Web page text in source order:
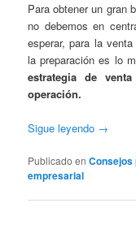
Para obtener un gran
no debemos en
esperar, para la
la preparación es lo
estrategia de
operación.
Sigue leyendo →
Publicado en Consejos
empresarial